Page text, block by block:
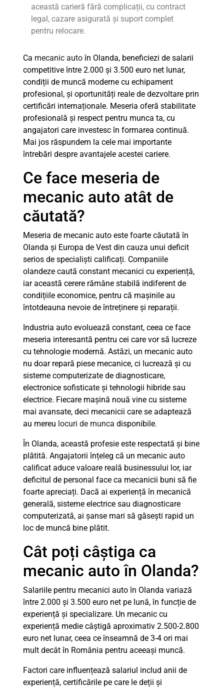
această carieră fără complicații, cu contract
legal, cazare asigurată și suport complet
pentru relocare.
Ca mecanic autoîn Olanda, beneficiezi de salarii
competitive între 2.000 și 3.500 euro net lunar,
condiții de muncă moderne cu echipament
profesional, și oportunități reale de dezvoltare prin
certificări internaționale. Meseria oferă stabilitate
profesională și respect pentru munca ta, cu
angajatori care investesc în formarea continuă.
Mai jos răspundem la cele mai importante
întrebări despre avantajele acestei cariere.
Ce face meseria de
mecanic auto atât de
căutată?
Meseria de mecanic auto este foarte căutată în
Olanda și Europa de Vest din cauza unui deficit
serios de specialiști calificați. Companiile
olandeze caută constant mecanici cu experiență,
iar această cerere rămâne stabilă indiferent de
condițiile economice, pentru că mașinile au
întotdeauna nevoie de întreținere și reparații.
Industria auto evoluează constant, ceea ce face
meseria interesantă pentru cei care vor să lucreze
cu tehnologie modernă. Astăzi, un mecanic auto
nu doar repară piese mecanice, ci lucrează și cu
sisteme computerizate de diagnosticare,
electronice sofisticate și tehnologii hibride sau
electrice. Fiecare mașină nouă vine cu sisteme
mai avansate, deci mecanicii care se adaptează
au mereu locuri de munca disponibile.
În Olanda, această profesie este respectată și bine
plătită. Angajatorii înțeleg că un mecanic auto
calificat aduce valoare reală businessului lor, iar
deficitul de personal face ca mecanicii buni să fie
foarte apreciați. Dacă ai experiență în mecanică
generală, sisteme electrice sau diagnosticare
computerizată, ai șanse mari să găsești rapid un
loc de muncă bine plătit.
Cât poți câștiga ca
mecanic auto în Olanda?
Salariile pentru mecanici auto în Olanda variază
între 2.000 și 3.500 euro net pe lună, în funcție de
experiență și specializare. Un mecanic cu
experiență medie câștigă aproximativ 2.500-2.800
euro net lunar, ceea ce înseamnă de 3-4 ori mai
mult decât în România pentru aceeași muncă.
Factori care influențează salariul includ anii de
experiență, certificările pe care le deții și